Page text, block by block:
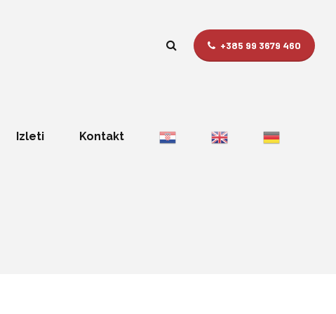
+385 99 3679 460
Izleti Kontakt